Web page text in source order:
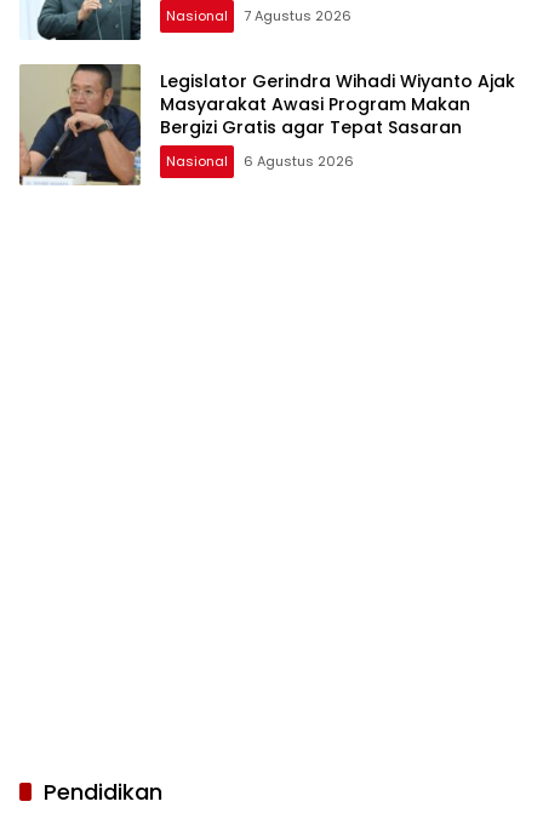
Nasional 7 Agustus 2026
Legislator Gerindra Wihadi Wiyanto Ajak
Masyarakat Awasi Program Makan
Bergizi Gratis agar Tepat Sasaran
Nasional 6 Agustus 2026
Pendidikan